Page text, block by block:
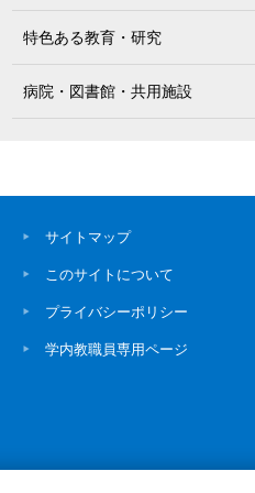
特色ある教育・研究
病院・図書館・共用施設
サイトマップ
このサイトについて
プライバシーポリシー
学内教職員専用ページ